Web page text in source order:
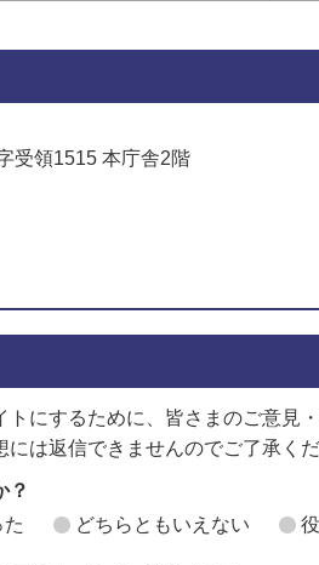
受領1515 本庁舎2階
にするために、皆さまのご意見
は返信できませんのでご了承くだ
？
どちらともいえない